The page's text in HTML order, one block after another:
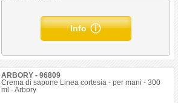
Info
ARBORY - 96809
Crema di sapone Linea cortesia - per mani - 300
ml - Arbory